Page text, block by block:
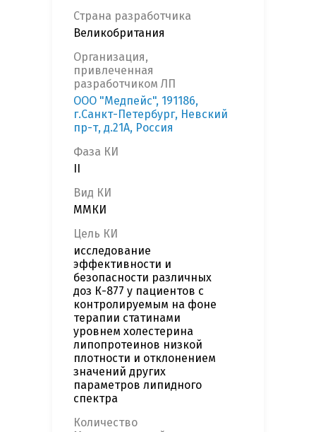
Страна разработчика
Великобритания
Организация,
привлеченная
разработчиком ЛП
ООО "Медпейс", 191186,
г.Санкт-Петербург, Невский
пр-т, д.21А, Россия
Фаза КИ
Вид КИ
ММКИ
Цель КИ
исследование
эффективности и
безопасности различных
доз К-877 у пациентов с
контролируемым на фоне
терапии статинами
уровнем холестерина
липопротеинов низкой
плотности и отклонением
значений других
параметров липидного
спектра
Количество